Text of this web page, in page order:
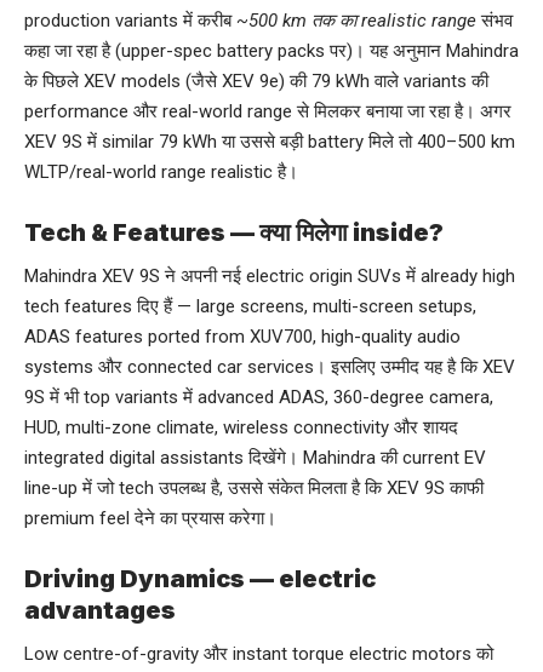
production variants में करीब~500 km तक का realistic rangeसंभव
कहा जा रहा है (upper-spec battery packs पर)। यह अनुमान Mahindra
के पिछले XEV models (जैसे XEV 9e) की 79 kWh वाले variants की
performance और real-world range से मिलकर बनाया जा रहा है। अगर
XEV 9S में similar 79 kWh या उससे बड़ी battery मिले तो 400–500 km
WLTP/real-world range realistic है।
Tech & Features — क्या मिलेगा inside?
Mahindra XEV 9S ने अपनी नई electric origin SUVs में already high
tech features दिए हैं — large screens, multi-screen setups,
ADAS features ported from XUV700, high-quality audio
systems और connected car services। इसलिए उम्मीद यह है कि XEV
9S में भी top variants में advanced ADAS, 360-degree camera,
HUD, multi-zone climate, wireless connectivity और शायद
integrated digital assistants दिखेंगे। Mahindra की current EV
line-up में जो tech उपलब्ध है, उससे संकेत मिलता है कि XEV 9S काफी
premium feel देने का प्रयास करेगा।
Driving Dynamics — electric
advantages
Low centre-of-gravity और instant torque electric motors को